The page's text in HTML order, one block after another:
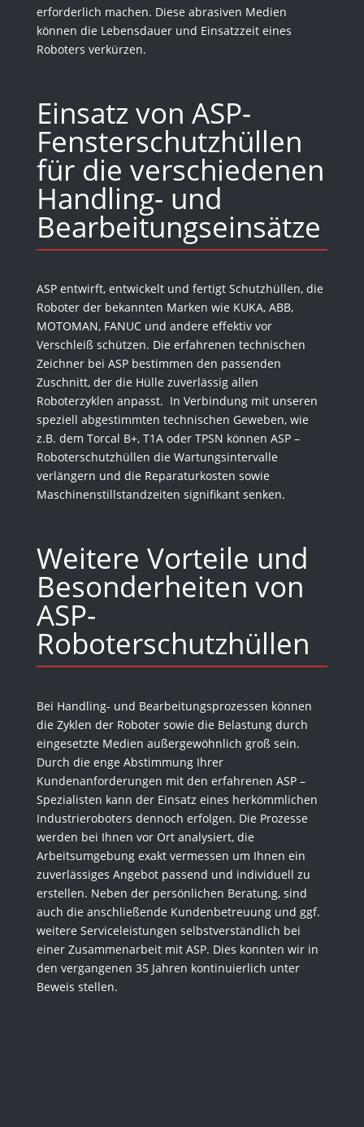
erforderlich machen. Diese abrasiven Medien
können die Lebensdauer und Einsatzzeit eines
Roboters verkürzen.
Einsatz von ASP-
Fensterschutzhüllen
für die verschiedenen
Handling- und
Bearbeitungseinsätze
ASP entwirft, entwickelt und fertigt Schutzhüllen, die
Roboter der bekannten Marken wie KUKA, ABB,
MOTOMAN, FANUC und andere effektiv vor
Verschleiß schützen. Die erfahrenen technischen
Zeichner bei ASP bestimmen den passenden
Zuschnitt, der die Hülle zuverlässig allen
Roboterzyklen anpasst. In Verbindung mit unseren
speziell abgestimmten technischen Geweben, wie
z.B. dem Torcal B+, T1A oder TPSN können ASP –
Roboterschutzhüllen die Wartungsintervalle
verlängern und die Reparaturkosten sowie
Maschinenstillstandzeiten signifikant senken.
Weitere Vorteile und
Besonderheiten von
ASP-
Roboterschutzhüllen
Bei Handling- und Bearbeitungsprozessen können
die Zyklen der Roboter sowie die Belastung durch
eingesetzte Medien außergewöhnlich groß sein.
Durch die enge Abstimmung Ihrer
Kundenanforderungen mit den erfahrenen ASP –
Spezialisten kann der Einsatz eines herkömmlichen
Industrieroboters dennoch erfolgen. Die Prozesse
werden bei Ihnen vor Ort analysiert, die
Arbeitsumgebung exakt vermessen um Ihnen ein
zuverlässiges Angebot passend und individuell zu
erstellen. Neben der persönlichen Beratung, sind
auch die anschließende Kundenbetreuung und ggf.
weitere Serviceleistungen selbstverständlich bei
einer Zusammenarbeit mit ASP. Dies konnten wir in
den vergangenen 35 Jahren kontinuierlich unter
Beweis stellen.